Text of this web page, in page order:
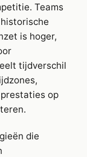
Teams
is hoger,
tijdverschil
op
die